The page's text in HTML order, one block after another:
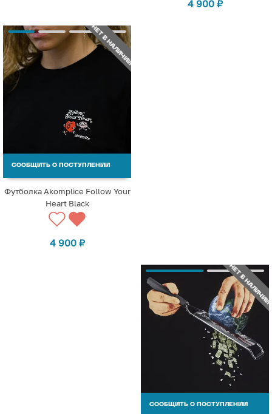
4 900 ₽
НЕТ В НАЛИЧИИ
СООБЩИТЬ О ПОСТУПЛЕНИИ
Футболка Akomplice Follow Your
Heart Black
4 900 ₽
НЕТ В НАЛИЧИИ
СООБЩИТЬ О ПОСТУПЛЕНИИ